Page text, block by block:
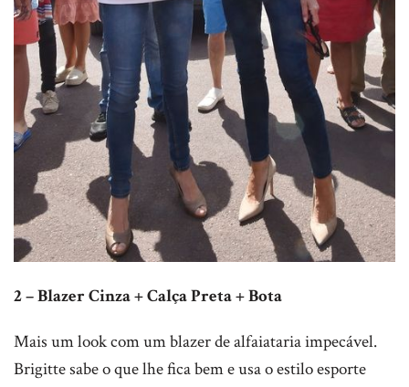
2 – Blazer Cinza + Calça Preta + Bota
Mais um look com um blazer de alfaiataria impecável.
Brigitte sabe o que lhe fica bem e usa o estilo esporte